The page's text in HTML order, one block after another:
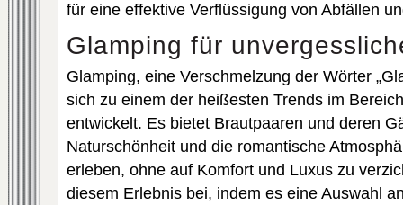
für eine effektive Verflüssigung von Abfällen
Glamping für
Glamping, eine Verschmelzung der Wörter
sich zu einem der heißesten Trends im
entwickelt. Es bietet Brautpaaren und deren
Naturschönheit und die romantische
erleben, ohne auf Komfort und Luxus zu
diesem Erlebnis bei, indem es eine Auswahl